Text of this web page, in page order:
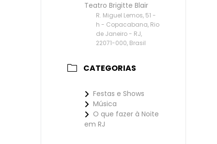
Teatro Brigitte Blair
R. Miguel Lemos, 51 -
h - Copacabana, Rio
de Janeiro - RJ,
22071-000, Brasil
CATEGORIAS
Festas e Shows
Música
O que fazer à Noite
em RJ